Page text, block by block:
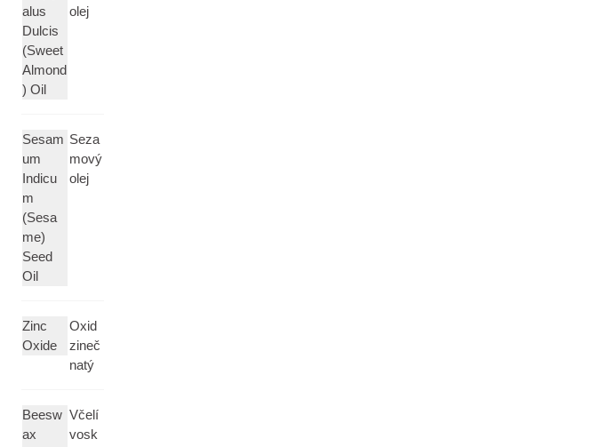
alus
Dulcis
(Sweet
Almond
) Oil
olej
Sesam
um
Indicu
m
(Sesa
me)
Seed
Oil
Seza
mový
olej
Zinc
Oxide
Oxid
zineč
natý
Beesw
ax
Včelí
vosk